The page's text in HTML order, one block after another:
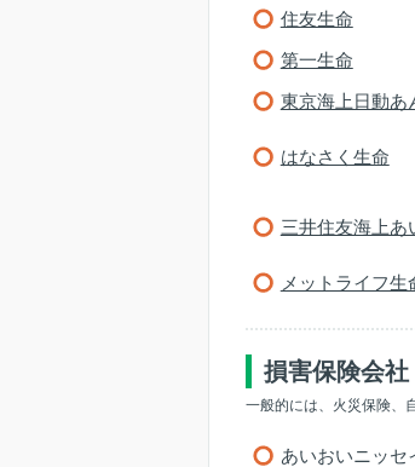
住友生命
第一生命
東京海上日動あ
はなさく生命
三井住友海上あ
メットライフ生
損害保険会社
一般的には、火災保険、
あいおいニッセ